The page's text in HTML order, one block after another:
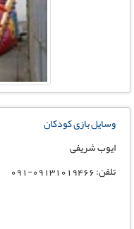
وسایل بازی کودکان
ایوب شریفی
تلفن: 09131019466-091